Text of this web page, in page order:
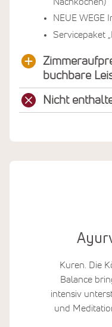
Kuren. Die
Balance
intensiv
und
Nachkochen)
NEUE WEGE
Servicepaket
buchbare
Nicht